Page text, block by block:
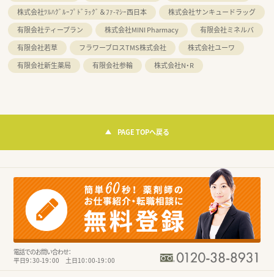
株式会社ﾂﾙﾊｸﾞﾙｰﾌﾟﾄﾞﾗｯｸﾞ＆ﾌｧ-ﾏｼｰ西日本
株式会社サンキュードラッグ
有限会社ティープラン
株式会社MINI Pharmacy
有限会社ミネルバ
有限会社若草
フラワーブロスTMS株式会社
株式会社ユーワ
有限会社新生薬局
有限会社参輪 株式会社N・R
PAGE TOPへ戻る
電話でのお問い合わせ：
平日9：30-19：00 土日10：00-19：00